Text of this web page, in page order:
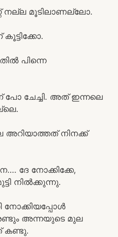
നല്ല മൂടിലാണല്ലോ.
പിന്നെ
ചേച്ചി. അത് ഇന്നലെ
നിനക്ക്
ദേ നോക്കിക്കേ,
നിൽക്കുന്നു.
നോക്കിയപ്പോൾ
അന്നയുടെ മുല
കണ്ടു.